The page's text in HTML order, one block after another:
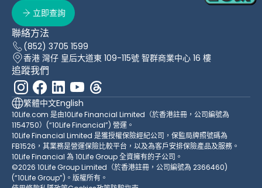
立即查詢
聯絡方法
(852) 3705 1599
香港 灣仔 皇后大道東 109-115號 智群商業中心 16 樓
追蹤我們
繁體中文English
10Life.com 是由10Life Financial Limited（於香港註冊，公司編號為
1154750）(“10Life Financial”) 營運。
10Life Financial Limited 是獲授權保險經紀公司，保監局牌照號碼為
FB1526，其業務是營運保險比較平台，以及為客戶安排保險產品及服務。
10Life Financial 為 10Life Group 全資擁有的子公司。
©2026 10Life Group Limited（於香港註冊，公司編號為 2366460)
(“10Life Group”)。版權所有。